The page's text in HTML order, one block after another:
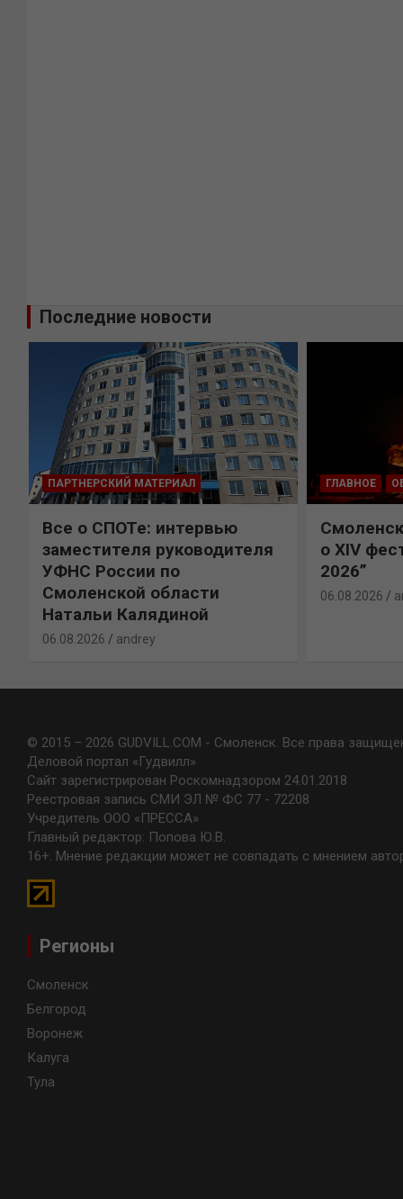
Последние новости
ПАРТНЕРСКИЙ МАТЕРИАЛ
Все о СПОТе: интервью
заместителя руководителя
УФНС России по
Смоленской области
Натальи Калядиной
06.08.2026 andrey
ГЛАВНОЕ
о XIV
2026”
06.08.2026
© 2015 – 2026 GUDVILL.COM - Смоленск. Все права
Деловой портал «Гудвилл»
Сайт зарегистрирован Роскомнадзором 24.01.2018
Реестровая запись СМИ ЭЛ № ФС 77 - 72208
Учредитель ООО «ПРЕССА»
Главный редактор: Попова Ю.В.
16+. Мнение редакции может не совпадать с мнением
Регионы
Смоленск
Белгород
Воронеж
Калуга
Тула